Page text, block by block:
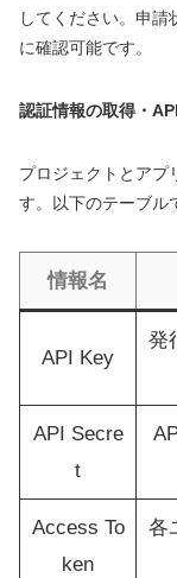
してください。申
に確認可能です。
認証情報の取得・
プロジェクトとアプ
す。以下のテーブル
情報名
API Key
発
API Secre
t
Access To
ken
各